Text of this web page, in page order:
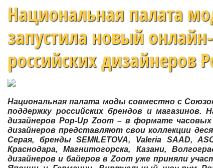
Национальная палата
запустила новый
российских дизайнеров
Национальная палата моды совместно с
поддержку российских брендов и
дизайнеров Pop-Up Zoom – в формате
дизайнеров представляют свои коллекции
Серая, бренды SEMILETOVA, Valeria SAAD,
Краснодара, Магнитогорска, Казани,
дизайнеров и байеров в Zoom уже приняли